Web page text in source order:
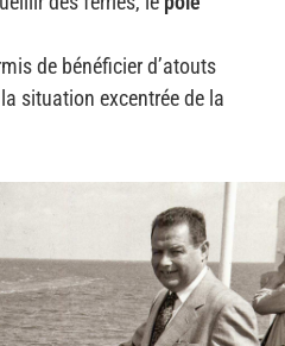
de bénéficier d’atouts
situation excentrée de la